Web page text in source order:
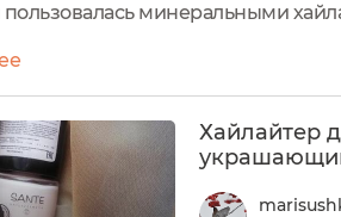
минеральными
у хайлайтера довольно...
Хайлайтер